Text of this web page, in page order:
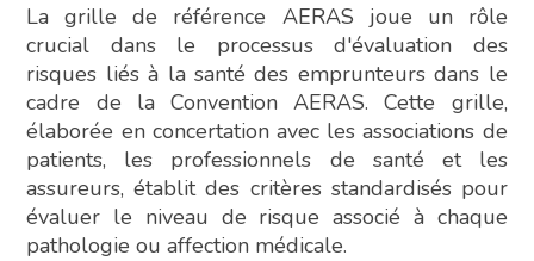
La grille de référence AERAS joue un rôle
crucial dans le processus d'évaluation des
risques liés à la santé des emprunteurs dans le
cadre de la Convention AERAS. Cette grille,
élaborée en concertation avec les associations de
patients, les professionnels de santé et les
assureurs, établit des critères standardisés pour
évaluer le niveau de risque associé à chaque
pathologie ou affection médicale.